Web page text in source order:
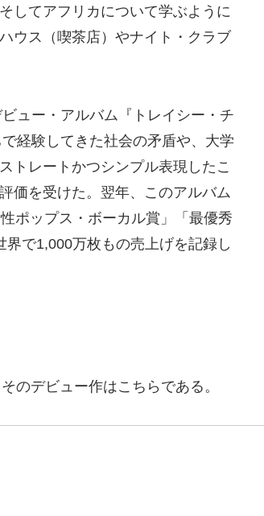
してアフリカについて学ぶように
ウス（喫茶店）やナイト・クラブ
ュー・アルバム『トレイシー・チ
経験してきた社会の矛盾や、大学
トレートかつシンプル表現したこ
価を受けた。翌年、このアルバム
ポップス・ボーカル賞」「最優秀
で1,000万枚もの売上げを記録し
のデビュー作はこちらである。